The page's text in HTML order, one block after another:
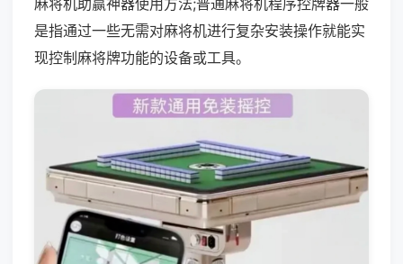
麻将机助赢神器使用方法;普通麻将机程序控牌器一般
是指通过一些无需对麻将机进行复杂安装操作就能实
现控制麻将牌功能的设备或工具。